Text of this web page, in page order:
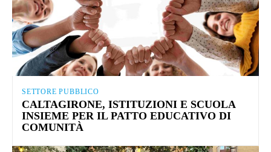
SETTORE PUBBLICO
CALTAGIRONE, ISTITUZIONI E SCUOLA
INSIEME PER IL PATTO EDUCATIVO DI
COMUNITÀ